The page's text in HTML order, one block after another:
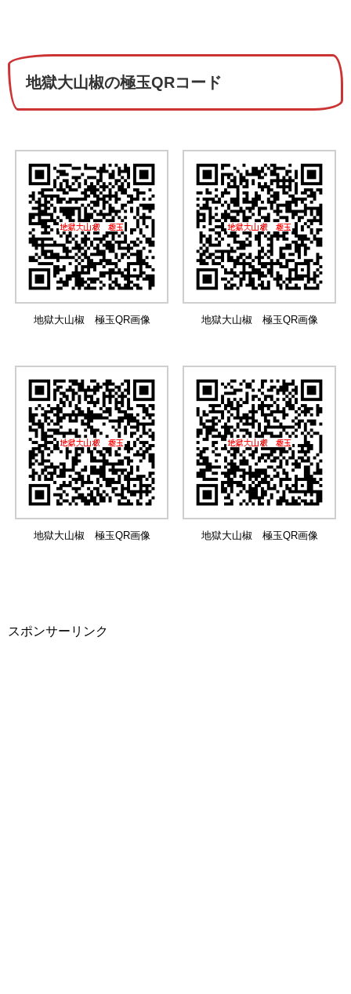
地獄大山椒の極玉QRコード
地獄大山椒 極玉QR画像 地獄大山椒 極玉QR画像
地獄大山椒 極玉QR画像 地獄大山椒 極玉QR画像
スポンサーリンク